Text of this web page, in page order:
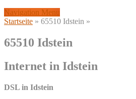
Navigation Menu
Startseite » 65510 Idstein »
65510 Idstein
Internet in Idstein
DSL in Idstein